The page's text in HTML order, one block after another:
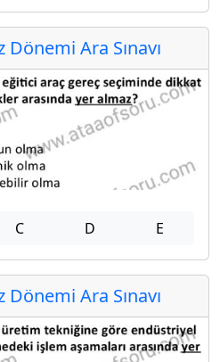
Ara Sınavı
C D E
Ara Sınavı